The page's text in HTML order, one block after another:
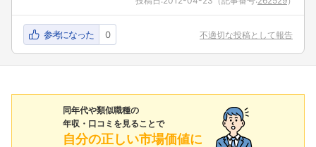
参考になった 0 不適切な投稿として報告
同年代や類似職種の
年収・口コミを見ることで
自分の正しい市場価値に